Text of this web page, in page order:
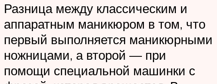
Разница между классическим и
аппаратным маникюром в том, что
первый выполняется маникюрными
ножницами, а второй — при
помощи специальной машинки с